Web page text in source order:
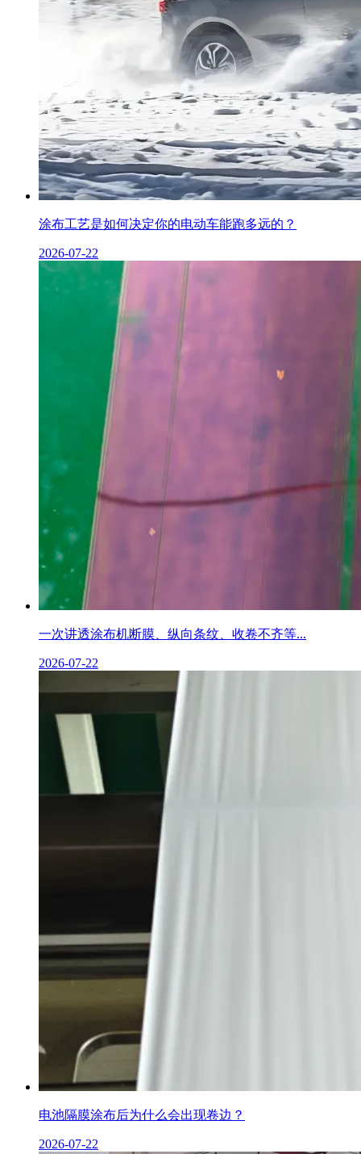
涂布工艺是如何决定你的电动车能跑多远的？
2026-07-22
一次讲透涂布机断膜、纵向条纹、收卷不齐等...
2026-07-22
电池隔膜涂布后为什么会出现卷边？
2026-07-22